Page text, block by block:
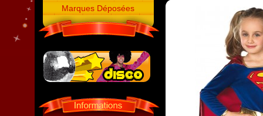
Marques Déposées